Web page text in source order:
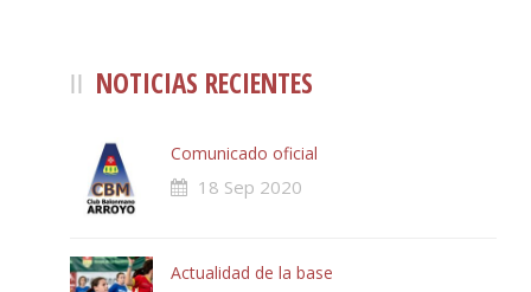
NOTICIAS RECIENTES
Comunicado oficial
18 Sep 2020
Actualidad de la base